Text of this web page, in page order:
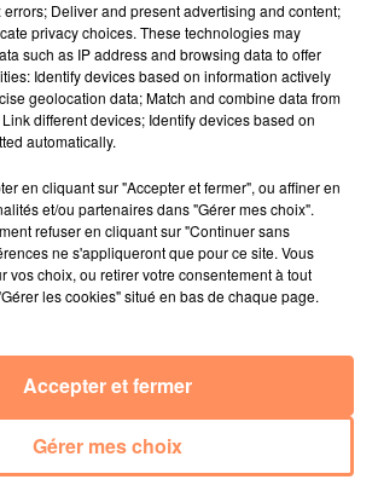
Taureau Gémeaux
errors; Deliver and present advertising and content;
privacy choices. These technologies may
such as IP address and browsing data to offer
Identify devices based on information actively
geolocation data; Match and combine data from
different devices; Identify devices based on
automatically.
en cliquant sur "Accepter et fermer", ou affiner en
et/ou partenaires dans "Gérer mes choix".
refuser en cliquant sur "Continuer sans
ne s'appliqueront que pour ce site. Vous
vos choix, ou retirer votre consentement à tout
les cookies" situé en bas de chaque page.
Gérer mes choix
Accepter et fermer